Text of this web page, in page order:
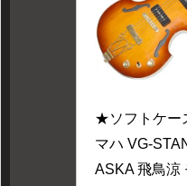
★ソフトケー
マハ VG-
ASKA 飛鳥涼